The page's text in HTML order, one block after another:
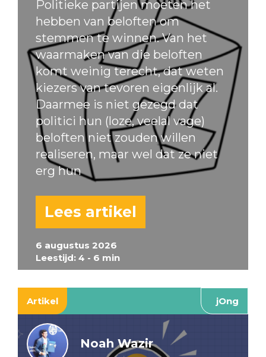
6 augustus 2026
Leestijd: 4 - 6 min
Politieke partijen moeten het
hebben van beloften om
stemmen te winnen. Van het
waarmaken van die beloften
komt weinig terecht, dat weten
kiezers van tevoren eigenlijk al.
Daarmee is niet gezegd dat
politici hun (loze, veelal vage)
beloften niet zouden willen
realiseren, maar wel dat ze niet
erg hun
Lees artikel
Artikel jOng
Noah Wazir